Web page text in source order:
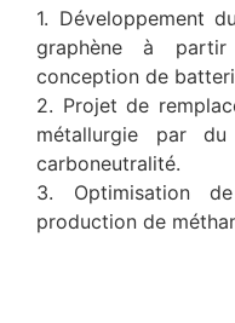
1. Développement
graphène à
conception de
2. Projet de
métallurgie par
carboneutralité.
3. Optimisation
production de